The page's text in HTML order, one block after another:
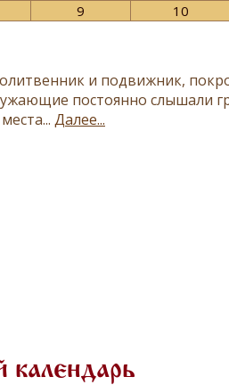
9 10
и подвижник,
постоянно слышали
Далее...
календарь